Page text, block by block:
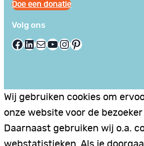
Doe een donatie
Volg ons
Facebook LinkedIn E-mail YouTube InstagramPinterest
Wij gebruiken cookies om
onze website voor de
Daarnaast gebruiken wij o.a.